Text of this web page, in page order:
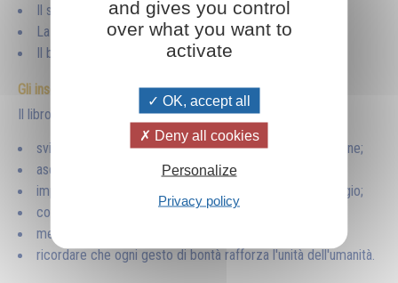
Il servizio favorisce l'evoluzione personale e collettiva.
La pace nasce dalla trasformazione interiore.
Il bene comune è il fondamento della nuova civiltà.
Gli insegnamenti pratici
Il libro invita il lettore a:
sviluppare uno spirito di fraternità nelle relazioni quotidiane;
ascoltare gli altri con maggiore apertura;
imparare a collaborare senza ricercare il proprio vantaggio;
coltivare il perdono e la comprensione;
mettere le proprie qualità al servizio della collettività;
ricordare che ogni gesto di bontà rafforza l'unità dell'umanità.
and gives you control
over what you want to
activate
OK, accept all
Deny all cookies
Personalize
Privacy policy